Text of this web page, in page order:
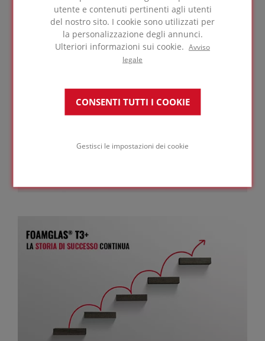
utente e contenuti pertinenti agli utenti
del nostro sito. I cookie sono utilizzati per
la personalizzazione degli annunci.
Ulteriori informazioni sui cookie. Avviso
legale
CONSENTI TUTTI I COOKIE
Gestisci le impostazioni dei cookie
per la loro applicazione (dimensione grande o
standard).